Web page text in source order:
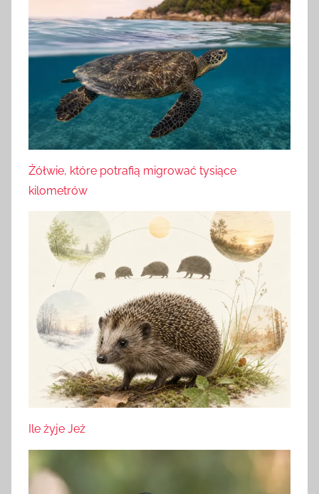
Żółwie, które potrafią migrować tysiące
kilometrów
Ile żyje Jeż